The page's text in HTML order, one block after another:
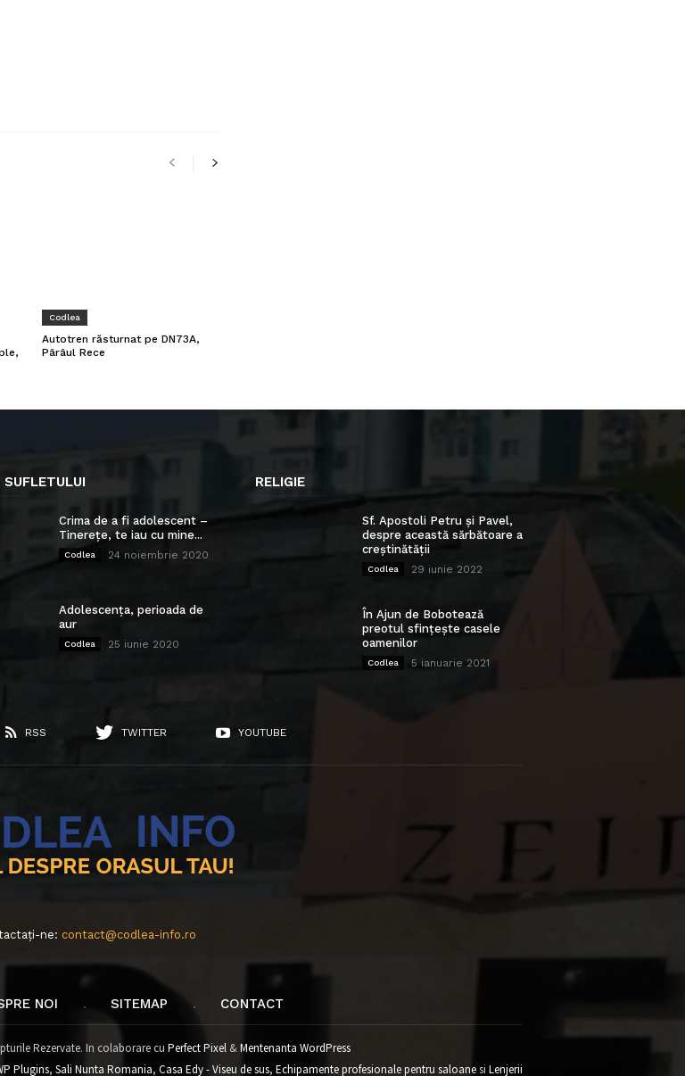
Codlea
Autotren răsturnat pe DN73A,
Pârâul Rece
SUFLETULUI
Crima de a fi adolescent –
Tinerețe, te iau cu mine...
Codlea 24 noiembrie 2020
Adolescența, perioada de
aur
Codlea 25 iunie 2020
RELIGIE
Sf. Apostoli Petru și Pavel,
despre această sărbătoare a
creștinătății
Codlea 29 iunie 2022
În Ajun de Bobotează
preotul sfințește casele
oamenilor
Codlea 5 ianuarie 2021
RSS TWITTER YOUTUBE
ne: contact@codlea-info.ro
NOI SITEMAP CONTACT
Rezervate. In colaborare cu Perfect Pixel&Mentenanta WordPress
Plugins, Sali Nunta Romania, Casa Edy - Viseu de sus, Echipamente profesionale pentru saloanesi Lenjerii